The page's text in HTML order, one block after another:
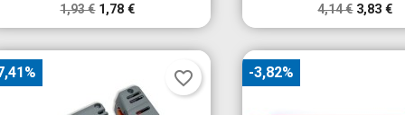
1,93 € 1,78 € 4,14 € 3,83 €
favorite_border -3,82%